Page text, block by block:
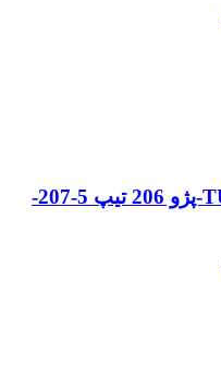
شاتون پژو پارس (SLX R2) TU5-پژو 206 تیپ 5-207-